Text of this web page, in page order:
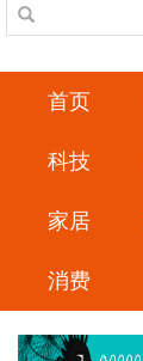
首页
科技
家居
消费